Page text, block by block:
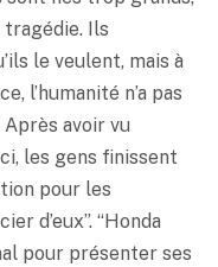
Ils
le veulent, mais à
l’humanité n’a pas
Après avoir vu
les gens finissent
pour les
d’eux”. “Honda
pour présenter ses